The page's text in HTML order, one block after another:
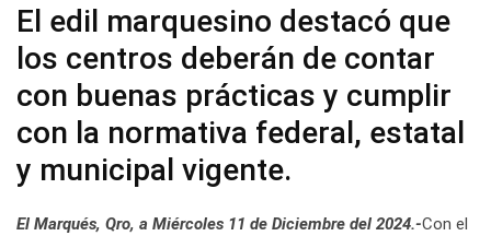
El edil marquesino destacó que
los centros deberán de contar
con buenas prácticas y cumplir
con la normativa federal, estatal
y municipal vigente.
El Marqués, Qro, a Miércoles 11 de Diciembre del 2024.-Con el